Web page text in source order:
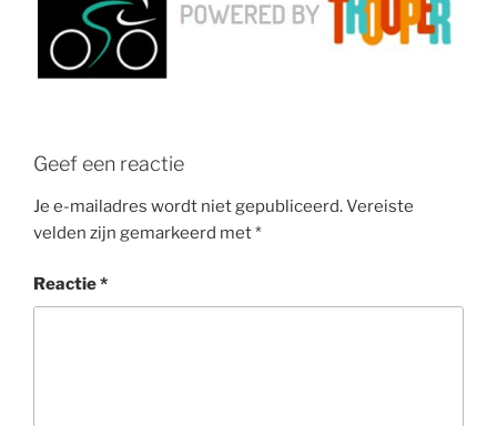
Geef een reactie
Je e-mailadres wordt niet gepubliceerd.Vereiste
velden zijn gemarkeerd met*
Reactie*